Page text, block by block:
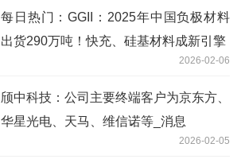
每日热门：GGII：2025年中国负极材料
出货290万吨！快充、硅基材料成新引擎
2026-02-06
颀中科技：公司主要终端客户为京东方、
华星光电、天马、维信诺等_消息
2026-02-05